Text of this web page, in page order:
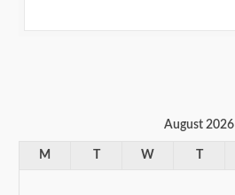
August 2026
M T W T